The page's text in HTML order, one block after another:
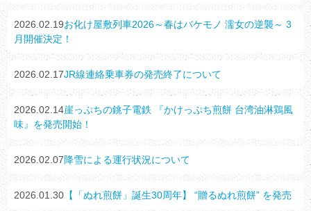
2026.02.19お化け屋敷列車2026～春はバケモノ 濡女の逆襲～ 3
月開催決定！
2026.02.17JR線連絡乗車券の発売終了について
2026.02.14崖っぷちの銚子電鉄 『かけっぷち煎餅 台湾油淋鶏風
味』を発売開始！
2026.02.07降雪による運行状況について
2026.01.30 【「ぬれ煎餅」誕生30周年】 “贈るぬれ煎餅” を発売